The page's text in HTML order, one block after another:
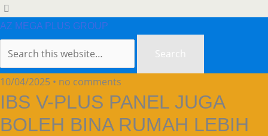
AZ MEGA PLUS GROUP
10/04/2025 • no comments
IBS V-PLUS PANEL JUGA
BOLEH BINA RUMAH LEBIH